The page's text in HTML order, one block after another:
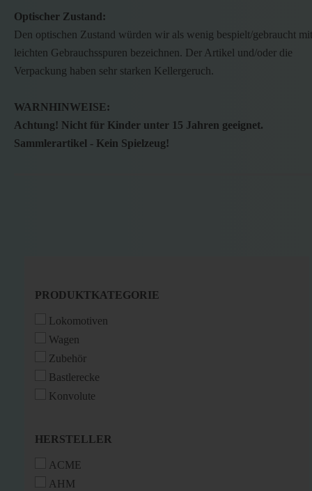
Optischer Zustand:
Den optischen Zustand würden wir als wenig bespielt/gebraucht mit
leichten Gebrauchsspuren bezeichnen. Der Artikel und/oder die
Verpackung haben sehr starken Kellergeruch.
WARNHINWEISE:
Achtung! Nicht für Kinder unter 15 Jahren geeignet.
Sammlerartikel - Kein Spielzeug!
PRODUKTKATEGORIE
PRODUKTKATEGORIE
Lokomotiven
Wagen
Zubehör
Bastlerecke
Konvolute
HERSTELLER
HERSTELLER
ACME
AHM